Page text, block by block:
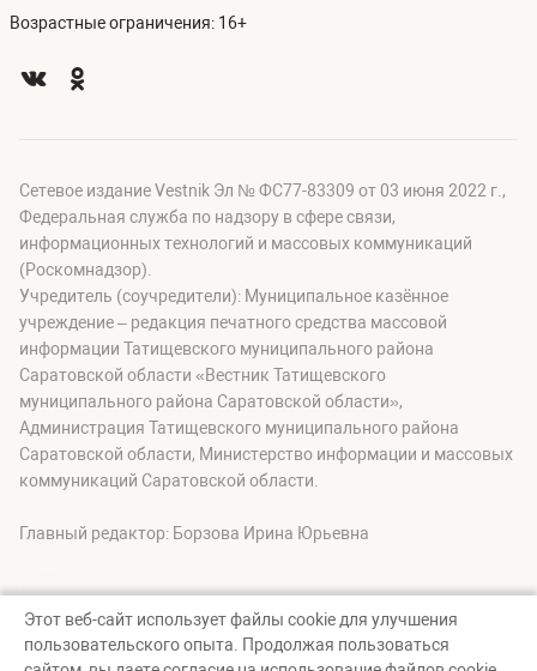
Возрастные ограничения: 16+
Сетевое издание Vestnik Эл № ФС77-83309 от 03 июня 2022 г.,
Федеральная служба по надзору в сфере связи,
информационных технологий и массовых коммуникаций
(Роскомнадзор).
Учредитель (соучредители): Муниципальное казённое
учреждение – редакция печатного средства массовой
информации Татищевского муниципального района
Саратовской области «Вестник Татищевского
муниципального района Саратовской области»,
Администрация Татищевского муниципального района
Саратовской области, Министерство информации и массовых
коммуникаций Саратовской области.
Главный редактор: Борзова Ирина Юрьевна
© Вестник Татищевского муниципального района, 2026
Этот веб-сайт использует файлы cookie для улучшения
пользовательского опыта. Продолжая пользоваться